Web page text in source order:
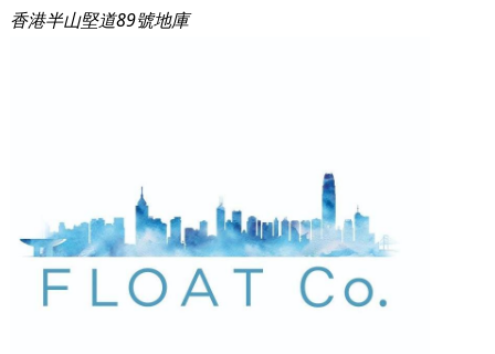
香港半山堅道89號地庫